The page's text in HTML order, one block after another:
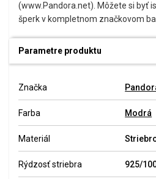
(www.Pandora.net). Môžete si byť
šperk v kompletnom značkovom
Parametre produktu
Značka
Farba Modrá
Materiál
Rýdzosť striebra 925/